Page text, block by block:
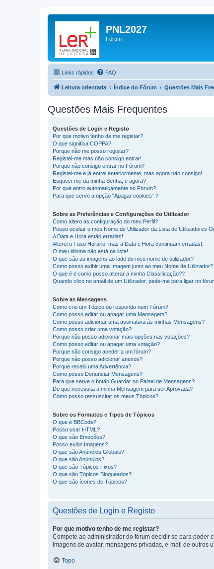
PNL2027
Fórum
Links rápidos FAQ
Leitura orientada Índice do Fórum Questões Mais
Questões Mais Frequentes
Questões de Login e Registo
Por que motivo tenho de me registar?
O que significa COPPA?
Porque não me posso registar?
Registei-me mas não consigo entrar!
Porque não consigo entrar no Fórum?
Registei-me e já entrei anteriormente, mas agora não consigo!
Esqueci-me da minha Senha, e agora?
Por que entro automaticamente no Fórum?
Para que serve a opção “Apagar cookies” ?
Sobre as Preferências e Configurações do Utilizador
Como altero as configuração do meu Perfil?
Posso ocultar o meu Nome de Utilizador da Lista de Utilizadores
A Data e Hora estão erradas!
Alterei o Fuso Horário, mas a Data e Hora continuam erradas!,
O meu idioma não está na lista!
O que são as imagens ao lado do meu nome de utilizador?
Como posso exibir uma Imagem junto ao meu Nome de Utilizador?
O que é e como posso alterar a minha Classificação??
Quando clico no email de um Utilizador, pede-me para ligar no
Sobre as Mensagens
Como crio um Tópico ou respondo num Fórum?
Como posso editar ou apagar uma Mensagem?
Como posso adicionar uma assinatura às minhas Mensagens?
Como posso criar uma votação?
Porque não posso adicionar mais opções nas votações?
Como posso editar ou apagar uma votação?
Porque não consigo aceder a um fórum?
Porque não posso adicionar anexos?
Porque recebi uma Advertência?
Como posso Denunciar Mensagens?
Para que serve o botão Guardar no Painel de Mensagens?
Do que necessita a minha Mensagem para ser Aprovada?
Como posso ressuscitar os meus Tópicos?
Sobre os Formatos e Tipos de Tópicos
O que é BBCode?
Posso usar HTML?
O que são Emoções?
Posso exibir Imagens?
O que são Anúncios Globais?
O que são Anúncios?
O que são Tópicos Fixos?
O que são Tópicos Bloqueados?
O que são ícones de Tópicos?
Questões de Login e Registo
Por que motivo tenho de me registar?
Compete ao administrador do fórum decidir se para poder
imagens de avatar, mensagens privadas, e-mail de outros
Topo